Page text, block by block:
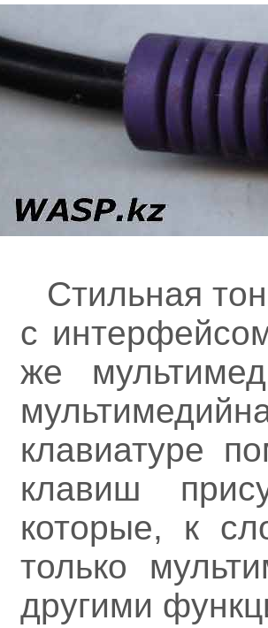
Стильная
с
же
клавиатуре
клавиш
которые, к
только
другими